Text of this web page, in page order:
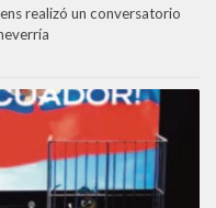
realizó un conversatorio